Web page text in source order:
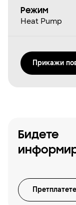
Режим
Heat Pump
Прикажи
Бидете